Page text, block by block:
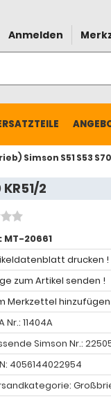
Anmelden
Simson S51 S53 S70
2
MT-20661
drucken !
zum Artikel senden !
Merkzettel hinzufügen
Nr.: 11404A
Simson Nr.:
4056144022954